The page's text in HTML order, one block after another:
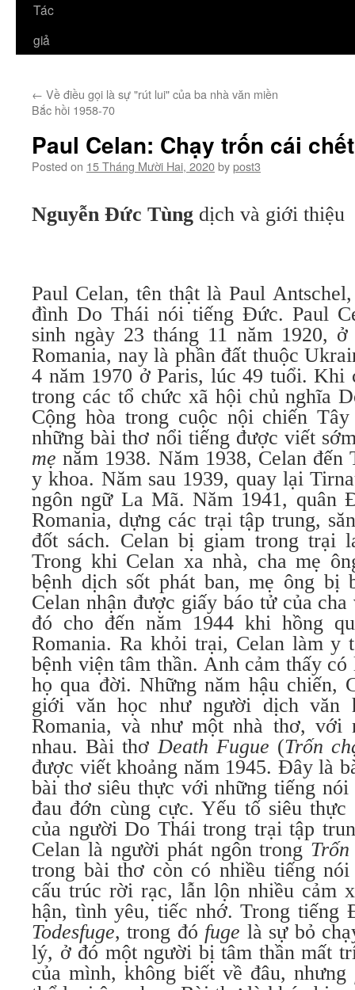
Tác
giả
← Về điều gọi là sự "rút lui" của ba nhà văn miền
Bắc hồi 1958-70
Paul Celan: Chạy trốn cái chết
Posted on 15 Tháng Mười Hai, 2020bypost3
Nguyễn Đức Tùng dịch và giới thiệu
Paul Celan, tên thật là Paul
đình Do Thái nói tiếng Đức. Paul
sinh ngày 23 tháng 11 năm 1920,
Romania, nay là phần đất thuộc
4 năm 1970 ở Paris, lúc 49 tuổi. Khi
trong các tổ chức xã hội chủ nghĩa
Cộng hòa trong cuộc nội chiến
những bài thơ nổi tiếng được viết
mẹ năm 1938. Năm 1938, Celan đến
y khoa. Năm sau 1939, quay lại
ngôn ngữ La Mã. Năm 1941, quân
Romania, dựng các trại tập trung,
đốt sách. Celan bị giam trong trại
Trong khi Celan xa nhà, cha mẹ
bệnh dịch sốt phát ban, mẹ ông bị
Celan nhận được giấy báo tử của
đó cho đến năm 1944 khi hồng
Romania. Ra khỏi trại, Celan làm y
bệnh viện tâm thần. Anh cảm thấy
họ qua đời. Những năm hậu chiến,
giới văn học như người dịch văn
Romania, và như một nhà thơ, với
nhau. Bài thơDeath Fugue (Trốn
được viết khoảng năm 1945. Đây là
bài thơ siêu thực với những tiếng
đau đớn cùng cực. Yếu tố siêu
của người Do Thái trong trại tập
Celan là người phát ngôn trong
trong bài thơ còn có nhiều tiếng
cấu trúc rời rạc, lẫn lộn nhiều cảm
hận, tình yêu, tiếc nhớ. Trong tiếng
Todesfuge, trong đó fuge là sự bỏ
lý, ở đó một người bị tâm thần mất
của mình, không biết về đâu, nhưng